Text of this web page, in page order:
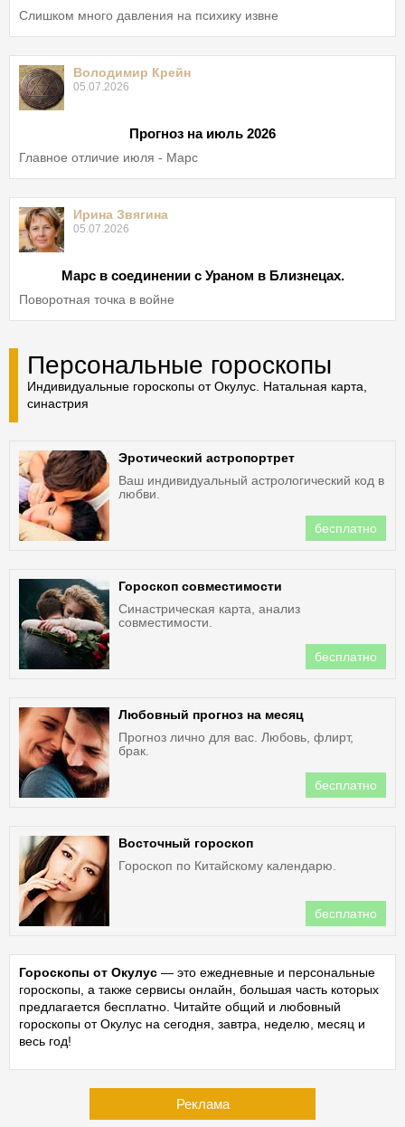
Слишком много давления на психику извне
Володимир Крейн
05.07.2026
Прогноз на июль 2026
Главное отличие июля - Марс
Ирина Звягина
05.07.2026
Марс в соединении с Ураном в Близнецах.
Поворотная точка в войне
Персональные гороскопы
Индивидуальные гороскопы от Окулус. Натальная карта,
синастрия
Эротический астропортрет
Ваш индивидуальный астрологический код в
любви.
бесплатно
Гороскоп совместимости
Синастрическая карта, анализ
совместимости.
бесплатно
Любовный прогноз на месяц
Прогноз лично для вас. Любовь, флирт,
брак.
бесплатно
Восточный гороскоп
Гороскоп по Китайскому календарю.
бесплатно
Гороскопы от Окулус — это ежедневные и персональные
гороскопы, а также сервисы онлайн, большая часть которых
предлагается бесплатно. Читайте общий и любовный
гороскопы от Окулус на сегодня, завтра, неделю, месяц и
весь год!
Реклама